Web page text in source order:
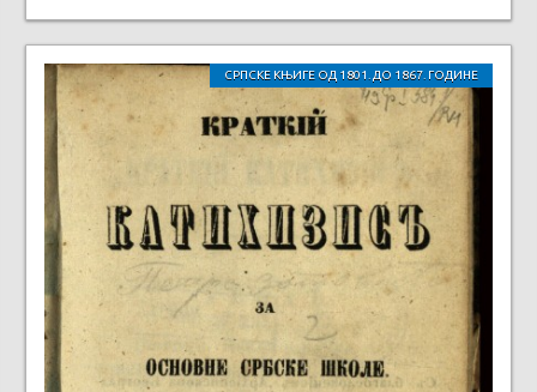
СРПСКЕ КЊИГЕ ОД 1801. ДО 1867. ГОДИНЕ